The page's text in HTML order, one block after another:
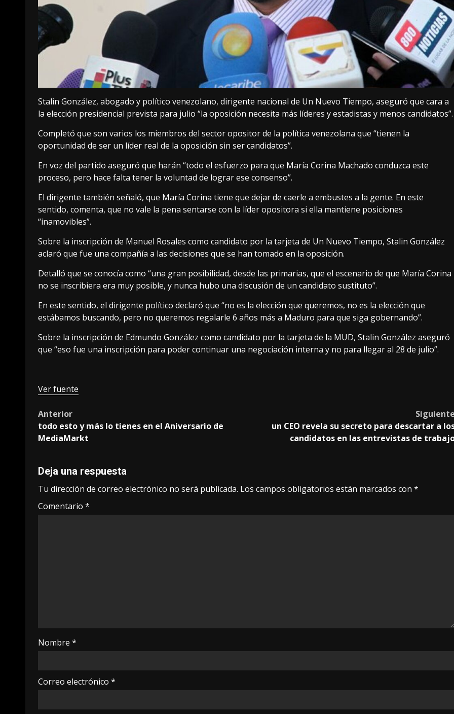
Stalin González, abogado y político venezolano, dirigente nacional de Un Nuevo Tiempo, aseguró que cara a
la elección presidencial prevista para julio “la oposición necesita más líderes y estadistas y menos candidatos”.
Completó que son varios los miembros del sector opositor de la política venezolana que “tienen la
oportunidad de ser un líder real de la oposición sin ser candidatos”.
En voz del partido aseguró que harán “todo el esfuerzo para que María Corina Machado conduzca este
proceso, pero hace falta tener la voluntad de lograr ese consenso”.
El dirigente también señaló, que María Corina tiene que dejar de caerle a embustes a la gente. En este
sentido, comenta, que no vale la pena sentarse con la líder opositora si ella mantiene posiciones
“inamovibles”.
Sobre la inscripción de Manuel Rosales como candidato por la tarjeta de Un Nuevo Tiempo, Stalin González
aclaró que fue una compañía a las decisiones que se han tomado en la oposición.
Detalló que se conocía como “una gran posibilidad, desde las primarias, que el escenario de que María Corina
no se inscribiera era muy posible, y nunca hubo una discusión de un candidato sustituto”.
En este sentido, el dirigente político declaró que “no es la elección que queremos, no es la elección que
estábamos buscando, pero no queremos regalarle 6 años más a Maduro para que siga gobernando”.
Sobre la inscripción de Edmundo González como candidato por la tarjeta de la MUD, Stalin González aseguró
que “eso fue una inscripción para poder continuar una negociación interna y no para llegar al 28 de julio”.
Ver fuente
Post
navigation
Anterior
todo esto y más lo tienes en el Aniversario de
MediaMarkt
Siguiente
un CEO revela su secreto para descartar a
candidatos en las entrevistas de
Deja una respuesta
Tu dirección de correo electrónico no será publicada. Los campos obligatorios están marcados con *
Comentario *
Nombre *
Correo electrónico *